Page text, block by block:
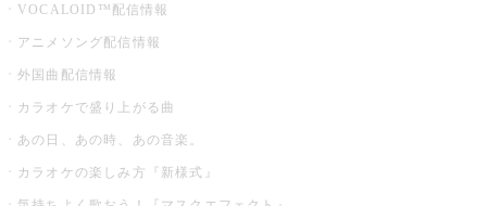
VOCALOID™配信情報
アニメソング配信情報
外国曲配信情報
カラオケで盛り上がる曲
あの日、あの時、あの音楽。
カラオケの楽しみ方『新様式』